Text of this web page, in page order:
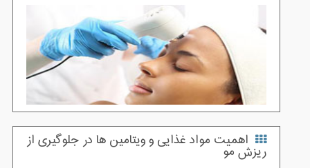
پوستی صاف و عاری از لک هستند. به همین دلیل چنین افرادی
به دنبال راه های مختلف برای درمان این ضعف خود می گردند
اهمیت مواد غذایی و ویتامین ها در جلوگیری از
ریزش مو